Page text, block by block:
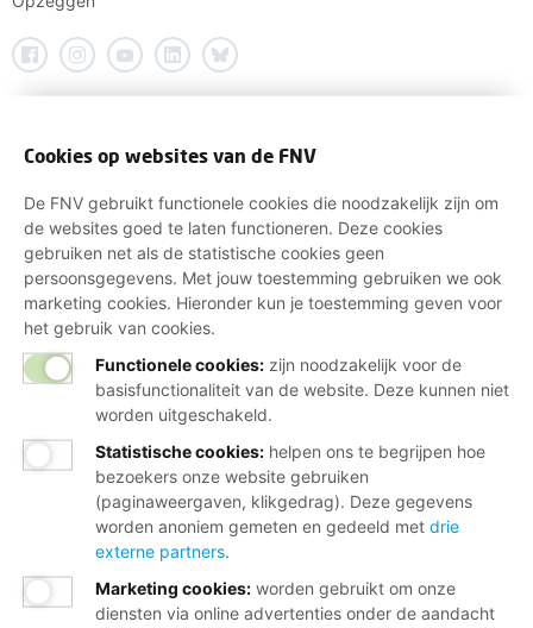
Cookies op websites van de FNV
De FNV gebruikt functionele cookies die noodzakelijk zijn om
de websites goed te laten functioneren. Deze cookies
gebruiken net als de statistische cookies geen
persoonsgegevens. Met jouw toestemming gebruiken we ook
marketing cookies. Hieronder kun je toestemming geven voor
het gebruik van cookies.
Functionele cookies: zijn noodzakelijk voor de
basisfunctionaliteit van de website. Deze kunnen niet
worden uitgeschakeld.
Statistische cookies: helpen ons te begrijpen hoe
bezoekers onze website gebruiken
(paginaweergaven, klikgedrag). Deze gegevens
worden anoniem gemeten en gedeeld met drie
externe partners.
Marketing cookies: worden gebruikt om onze
diensten via online advertenties onder de aandacht